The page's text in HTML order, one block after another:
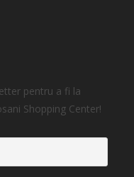
pentru a fi la
Shopping Center!